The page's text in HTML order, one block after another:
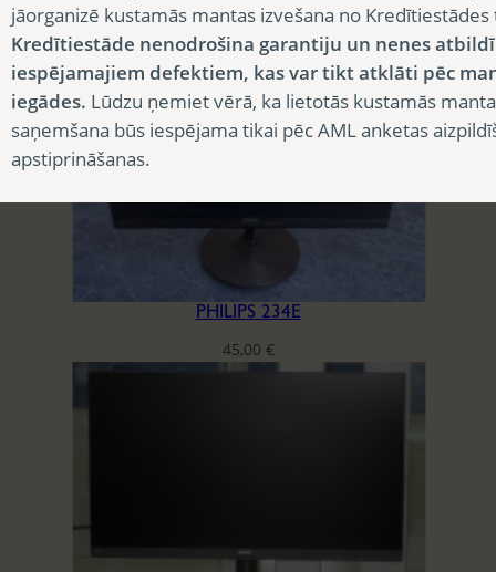
37,50€
PHILIPS 234E
45,00 €
jāorganizē kustamās mantas izvešana no
Kredītiestāde nenodrošina garantiju un nenes
iespējamajiem defektiem, kas var tikt atklāti pēc
iegādes. Lūdzu ņemiet vērā, ka lietotās kustamās
saņemšana būs iespējama tikai pēc AML anketas
apstiprināšanas.